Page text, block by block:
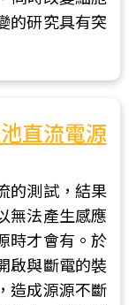
的研究具有突
直流電源
的測試，結果
無法產生感應
時才會有。於
啟與斷電的裝
造成源源不斷